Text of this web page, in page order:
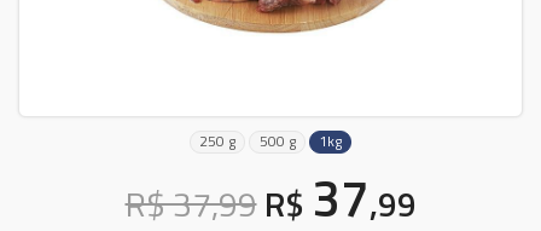
250 g 500 g 1kg
R$ 37,99R$ 37,99